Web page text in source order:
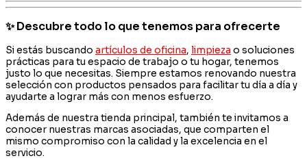
✨ Descubre todo lo que tenemos para ofrecerte
Si estás buscando artículos de oficina, limpieza o soluciones
prácticas para tu espacio de trabajo o tu hogar, tenemos
justo lo que necesitas. Siempre estamos renovando nuestra
selección con productos pensados para facilitar tu día a día y
ayudarte a lograr más con menos esfuerzo.
Además de nuestra tienda principal, también te invitamos a
conocer nuestras marcas asociadas, que comparten el
mismo compromiso con la calidad y la excelencia en el
servicio.